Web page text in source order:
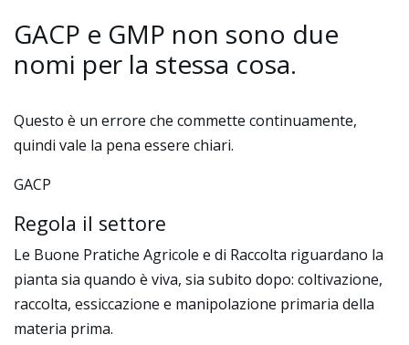
GACP e GMP non sono due
nomi per la stessa cosa.
Questo è un errore che commette continuamente,
quindi vale la pena essere chiari.
GACP
Regola il settore
Le Buone Pratiche Agricole e di Raccolta riguardano la
pianta sia quando è viva, sia subito dopo: coltivazione,
raccolta, essiccazione e manipolazione primaria della
materia prima.